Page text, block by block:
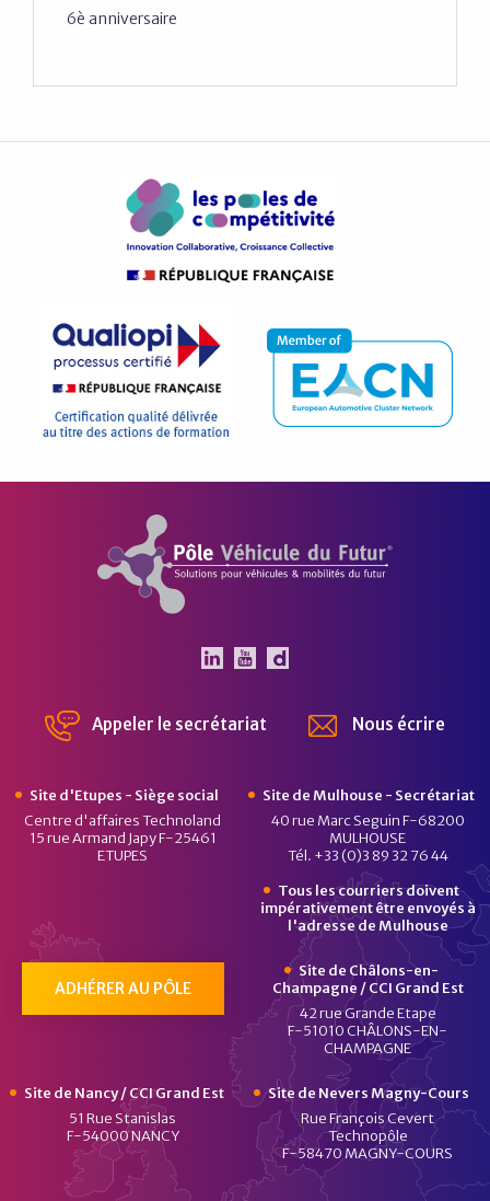
6è anniversaire
Pôle Véhicule du Futur
Appeler le secrétariat Nous écrire
Site d'Etupes - Siège social
Centre d'affaires Technoland
15 rue Armand Japy F-25461
ETUPES
Site de Mulhouse - Secrétariat
40 rue Marc Seguin F-68200
MULHOUSE
Tél. +33 (0)3 89 32 76 44
Tous les courriers doivent
impérativement être envoyés à
l'adresse de Mulhouse
ADHÉRER AU PÔLE
Site de Châlons-en-
Champagne / CCI Grand Est
42 rue Grande Etape
F-51010 CHÂLONS-EN-
CHAMPAGNE
Site de Nancy / CCI Grand Est
51 Rue Stanislas
F-54000 NANCY
Site de Nevers Magny-Cours
Rue François Cevert
Technopôle
F-58470 MAGNY-COURS